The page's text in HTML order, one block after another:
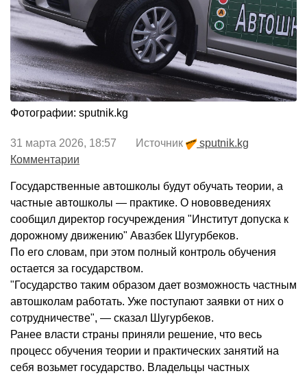
Фотографии: sputnik.kg
31 марта 2026, 18:57 Источник
sputnik.kg
Комментарии
Государственные автошколы будут обучать теории, а
частные автошколы — практике. О нововведениях
сообщил директор госучреждения "Институт допуска к
дорожному движению" Авазбек Шугурбеков.
По его словам, при этом полный контроль обучения
остается за государством.
"Государство таким образом дает возможность частным
автошколам работать. Уже поступают заявки от них о
сотрудничестве", — сказал Шугурбеков.
Ранее власти страны приняли решение, что весь
процесс обучения теории и практических занятий на
себя возьмет государство. Владельцы частных